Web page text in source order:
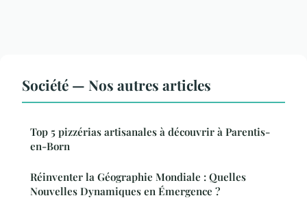
Société — Nos autres articles
Top 5 pizzérias artisanales à découvrir à Parentis-
en-Born
Réinventer la Géographie Mondiale : Quelles
Nouvelles Dynamiques en Émergence ?